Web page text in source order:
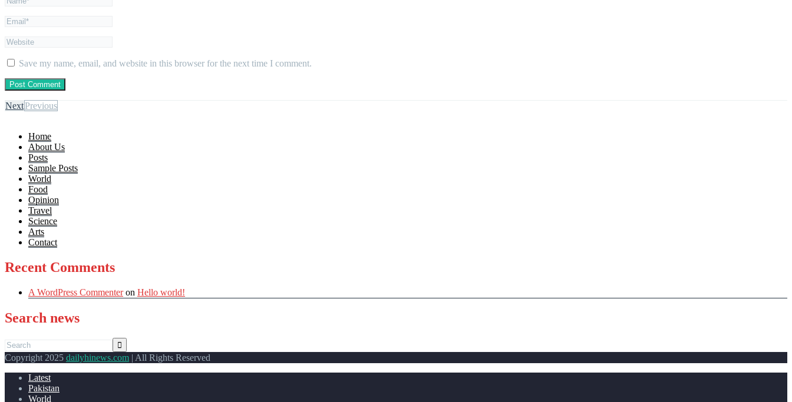
Save my name, email, and website in this browser for the next time I comment.
NextPrevious
Home
About Us
Posts
Sample Posts
World
Food
Opinion
Travel
Science
Arts
Contact
Recent Comments
A WordPress Commenteron Hello world!
Search news
Copyright 2025 dailyhinews.com | All Rights Reserved
Latest
Pakistan
World